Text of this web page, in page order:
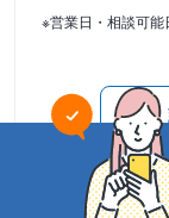
※営業日・相談可